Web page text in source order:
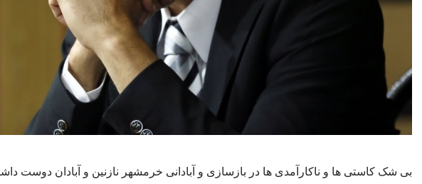
بی شک کاستی ها و ناکارآمدی ها در بازسازی و آبادانی خرمشهر نازنین و آبادان دوست